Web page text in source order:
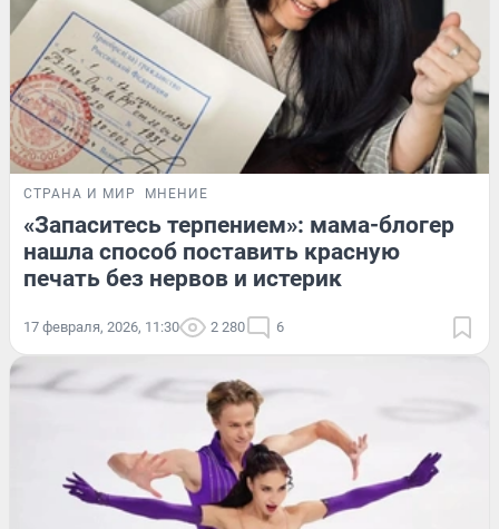
СТРАНА И МИР МНЕНИЕ
«Запаситесь терпением»: мама-блогер
нашла способ поставить красную
печать без нервов и истерик
17 февраля, 2026, 11:30 2 280 6